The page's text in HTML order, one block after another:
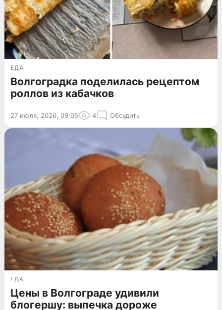
ЕДА
Волгоградка поделилась рецептом
роллов из кабачков
27 июля, 2026, 09:05 4 Обсудить
ЕДА
Цены в Волгограде удивили
блогершу: выпечка дороже